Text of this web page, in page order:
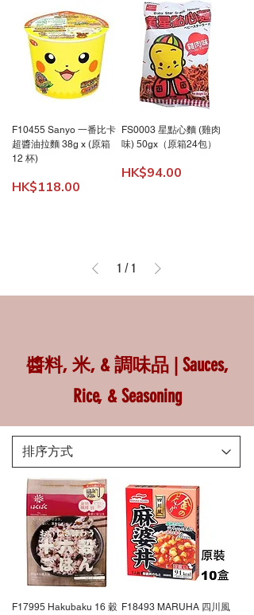
F10455 Sanyo 一番比卡
超醬油拉麵 38g x (原箱
12 杯)
價格
HK$118.00
FS0003 星點心麵 (雞肉
味) 50gx（原箱24包）
價格
HK$94.00
1 / 1
醬料, 米, & 調味品 | Sauces,
Rice, & Seasoning
F17995 Hakubaku 16 穀 F18493 MARUHA 四川風